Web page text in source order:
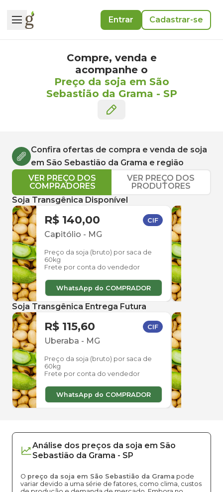
Entrar Cadastrar-se
Compre, venda e
acompanhe o
Preço da soja em São
Sebastião da Grama - SP
Confira ofertas de compra e venda de soja
em São Sebastião da Grama e região
VER PREÇO DOS
COMPRADORES
VER PREÇO DOS
PRODUTORES
Soja Transgênica Disponível
R$ 140,00 CIF
Capitólio - MG
Preço da soja (bruto) por saca de
60kg
Frete por conta do vendedor
WhatsApp do COMPRADOR
Soja Transgênica Entrega Futura
R$ 115,60 CIF
Uberaba - MG
Preço da soja (bruto) por saca de
60kg
Frete por conta do vendedor
WhatsApp do COMPRADOR
Análise dos preços da soja em São
Sebastião da Grama - SP
O preço da soja em São Sebastião da Grama pode
variar devido a uma série de fatores, como clima, custos